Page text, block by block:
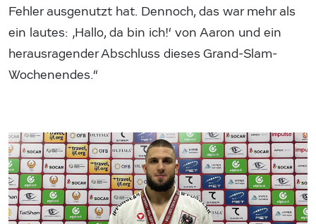
Fehler ausgenutzt hat. Dennoch, das war mehr als
ein lautes: ‚Hallo, da bin ich!‘ von Aaron und ein
herausragender Abschluss dieses Grand-Slam-
Wochenendes.“